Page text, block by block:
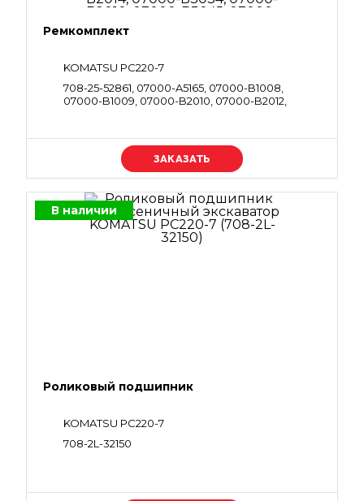
Ремкомплект
KOMATSU PC220-7
708-25-52861, 07000-A5165, 07000-B1008,
07000-B1009, 07000-B2010, 07000-B2012,
01009, 708-25-52861, 708-25-62861, 07002-61023,
07000-A5165, 07000-B2012, 07000-B2014,
07000-B3034, 07000-B2010, 07000-B3045,
07000-B1009, 07002-62434, 07000-B1008,
07002-61423
Уточняйте цену
В наличии
Роликовый подшипник
KOMATSU PC220-7
708-2L-32150